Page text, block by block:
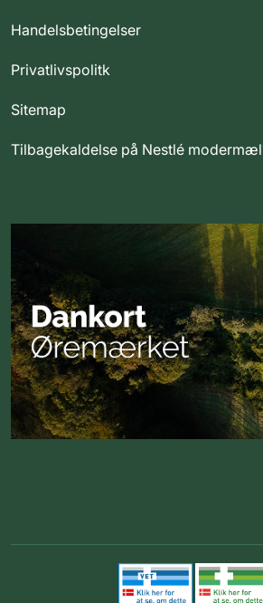
Handelsbetingelser
Privatlivspolitk
Sitemap
Tilbagekaldelse på Nestlé